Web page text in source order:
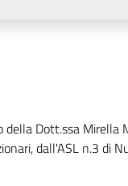
della Dott.ssa Mirella
dall'ASL n.3 di